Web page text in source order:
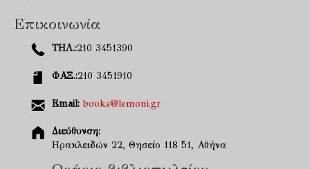
Επικοινωνία
ΤΗΛ.:210 3451390
ΦΑΞ.:210 3451910
Email: books@lemoni.gr
Διεύθυνση:
Ηρακλειδών 22, Θησείο 118 51, Αθήνα